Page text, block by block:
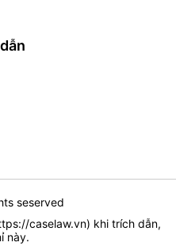
seserved
caselaw.vn) khi trích dẫn,
này.